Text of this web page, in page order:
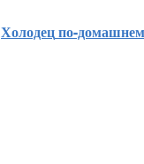
Холодецпо-